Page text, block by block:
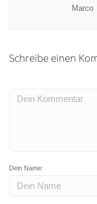
Marco
Schreibe einen
Dein Name: